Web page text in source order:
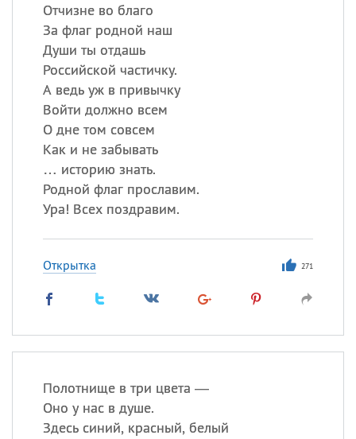
Отчизне во благо
За флаг родной наш
Души ты отдашь
Российской частичку.
А ведь уж в привычку
Войти должно всем
О дне том совсем
Как и не забывать
… историю знать.
Родной флаг прославим.
Ура! Всех поздравим.
Открытка 271
Полотнище в три цвета —
Оно у нас в душе.
Здесь синий, красный, белый